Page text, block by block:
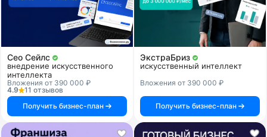
Сео Сейлс
внедрение искусственного
интеллекта
Вложения от 390 000 ₽
4.9
11 отзывов
Получить бизнес-план
ЭкстраБриз
искусственный интеллект
Вложения от 390 000 ₽
Получить бизнес-план